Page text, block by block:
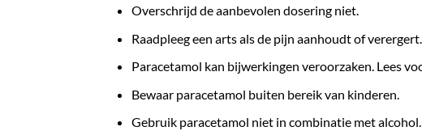
Overschrijd de aanbevolen dosering niet.
Raadpleeg een arts als de pijn aanhoudt of verergert.
Paracetamol kan bijwerkingen veroorzaken. Lees
Bewaar paracetamol buiten bereik van kinderen.
Gebruik paracetamol niet in combinatie met alcohol.